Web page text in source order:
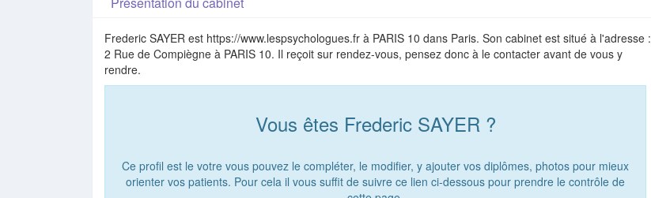
Frederic SAYER est https://www.lespsychologues.fr à PARIS 10 dans Paris. Son cabinet est situé à l'adresse :
2 Rue de Compiègne à PARIS 10. Il reçoit sur rendez-vous, pensez donc à le contacter avant de vous y
rendre.
Vous êtes Frederic SAYER ?
Ce profil est le votre vous pouvez le compléter, le modifier, y ajouter vos diplômes, photos pour mieux
orienter vos patients. Pour cela il vous suffit de suivre ce lien ci-dessous pour prendre le contrôle de